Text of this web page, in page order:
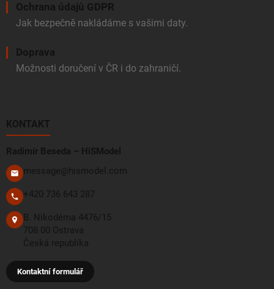
Ochrana údajů GDPR
Jak bezpečně nakládáme s vašimi daty.
Doprava
Možnosti doručení v ČR i do zahraničí.
KONTAKT
Radimír Beseda – HiSModel
message@hismodel.com
+420 736 643 287
B. Nikodéma 4476/15
708 00 Ostrava
Česká republika
Kontaktní formulář